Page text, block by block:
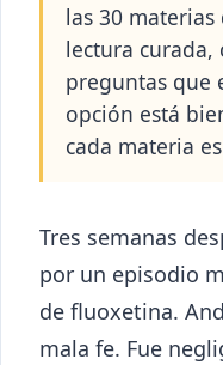
las 30 materias
lectura curada,
preguntas que
opción está
cada materia
Tres semanas
por un episodio
de fluoxetina.
mala fe. Fue